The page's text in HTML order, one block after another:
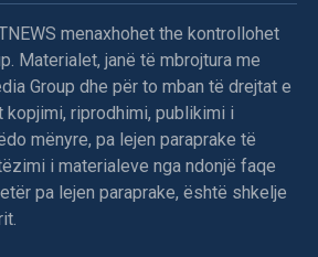
menaxhohet the kontrollohet
Materialet, janë të mbrojtura me
Group dhe për to mban të drejtat e
kopjimi, riprodhimi, publikimi i
mënyre, pa lejen paraprake të
i materialeve nga ndonjë faqe
pa lejen paraprake, është shkelje